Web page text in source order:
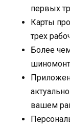
первых
Карты
трех
Более
вашем